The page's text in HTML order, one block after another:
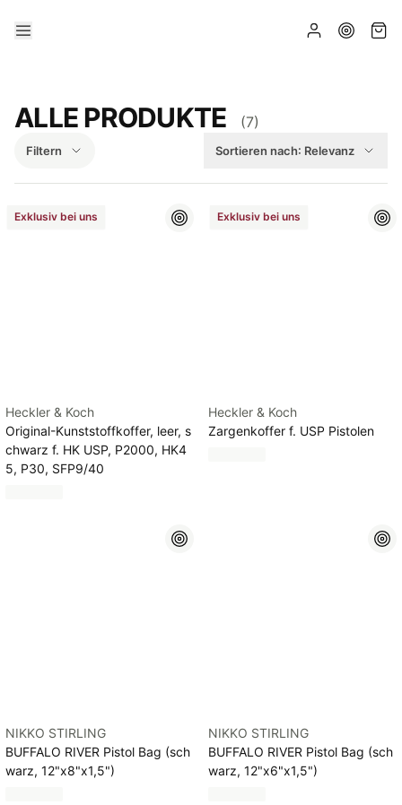
ALLE PRODUKTE (7)
Filtern Sortieren nach: Relevanz
Exklusiv bei uns
Heckler & Koch
Original-Kunststoffkoffer, leer, s
chwarz f. HK USP, P2000, HK4
5, P30, SFP9/40
Exklusiv bei uns
Heckler & Koch
Zargenkoffer f. USP Pistolen
NIKKO STIRLING
BUFFALO RIVER Pistol Bag (sch
warz, 12"x8"x1,5")
NIKKO STIRLING
BUFFALO RIVER Pistol Bag (sch
warz, 12"x6"x1,5")